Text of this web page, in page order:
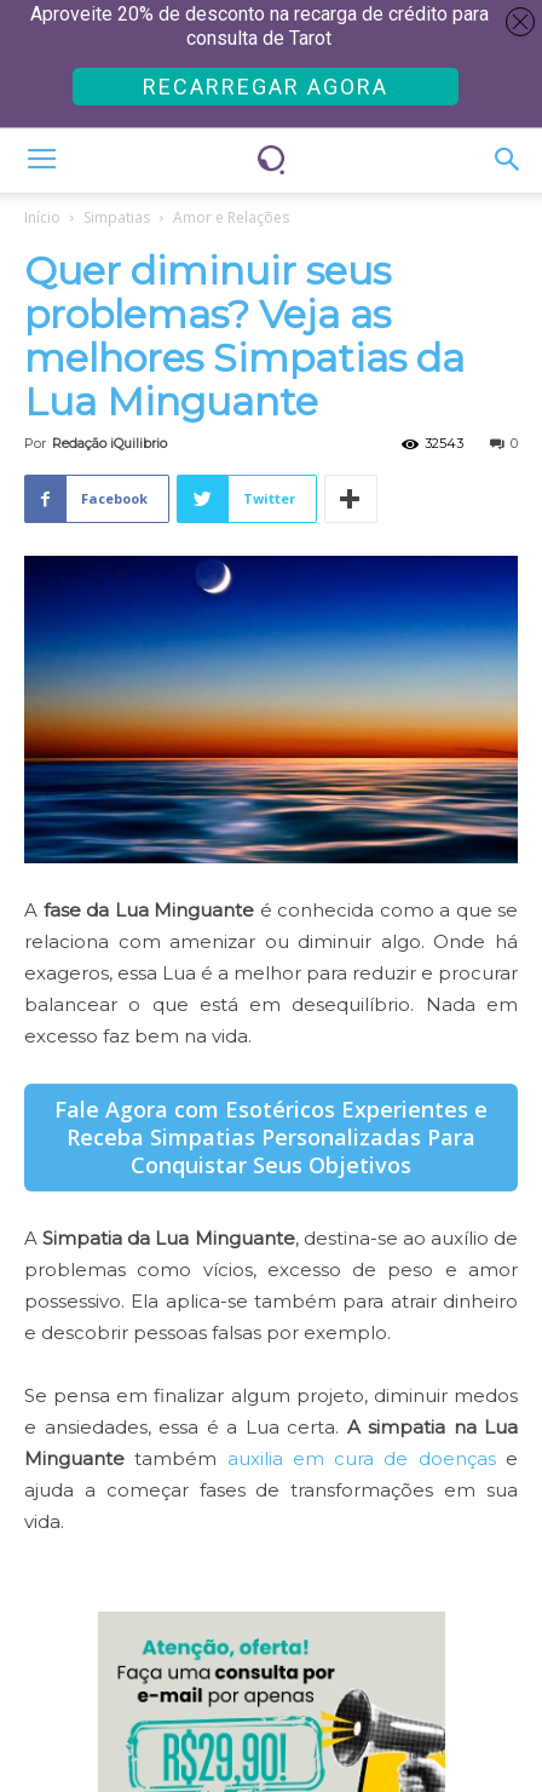
Início Simpatias Amor e Relações
Quer diminuir seus
problemas? Veja as
melhores Simpatias da
Lua Minguante
Por Redação iQuilibrio 0
32543
Facebook Twitter
A fase da Lua Minguante é conhecida como a que se
relaciona com amenizar ou diminuir algo. Onde há
exageros, essa Lua é a melhor para reduzir e procurar
balancear o que está em desequilíbrio. Nada em
excesso faz bem na vida.
Fale Agora com Esotéricos Experientes e
Receba Simpatias Personalizadas Para
Conquistar Seus Objetivos
ASimpatia da Lua Minguante, destina-se ao auxílio de
problemas como vícios, excesso de peso e amor
possessivo. Ela aplica-se também para atrair dinheiro
e descobrir pessoas falsas por exemplo.
Se pensa em finalizar algum projeto, diminuir medos
e ansiedades, essa é a Lua certa. A simpatia na Lua
Minguante também auxilia em cura de doençase
ajuda a começar fases de transformações em sua
vida.
Aproveite 20% de desconto na recarga de crédito para
consulta de Tarot
RECARREGAR AGORA